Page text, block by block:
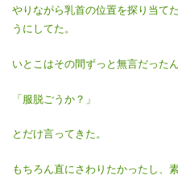
やりながら乳首の位置を探り当て
うにしてた。
いとこはその間ずっと無言だった
「服脱ごうか？」
とだけ言ってきた。
もちろん直にさわりたかったし、